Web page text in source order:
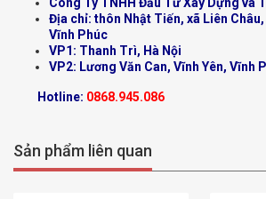
Địa chỉ: thôn Nhật Tiến, xã Liên
Vĩnh Phúc
VP1: Thanh Trì, Hà Nội
VP2: Lương Văn Can, Vĩnh Yên, Vĩnh
Hotline: 0868.945.086
Sản phẩm liên quan